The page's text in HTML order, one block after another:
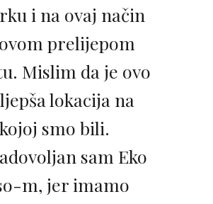
i na ovaj način
prelijepom
Mislim da je ovo
lokacija na
kojoj smo bili.
sam Eko
m, jer imamo